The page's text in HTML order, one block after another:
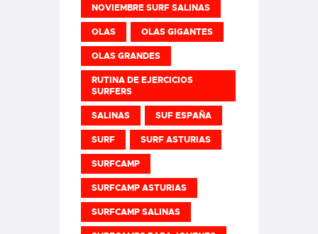
NOVIEMBRE SURF SALINAS
OLAS OLAS GIGANTES
OLAS GRANDES
RUTINA DE EJERCICIOS
SURFERS
SALINAS SUF ESPAÑA
SURF SURF ASTURIAS
SURFCAMP
SURFCAMP ASTURIAS
SURFCAMP SALINAS